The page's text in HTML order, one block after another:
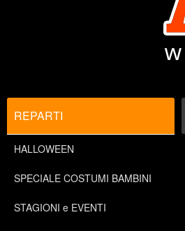
REPARTI
HALLOWEEN
SPECIALE COSTUMI BAMBINI
STAGIONI e EVENTI